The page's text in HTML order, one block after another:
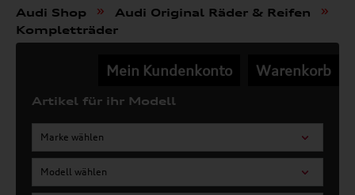
Audi Shop » Audi Original Räder & Reifen »
Kompletträder
Mein Kundenkonto Warenkorb
Artikel für ihr Modell
Marke wählen
Modell wählen